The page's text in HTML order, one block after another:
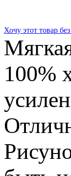
Хочу этот товар
100%